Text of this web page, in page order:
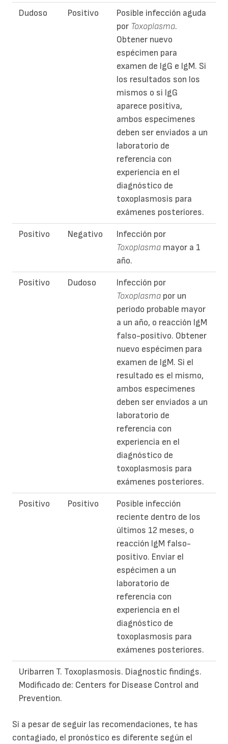
Dudoso Positivo
Posible infección aguda
por Toxoplasma.
Obtener nuevo
espécimen para
examen de IgG e IgM. Si
los resultados son los
mismos o si IgG
aparece positiva,
ambos especímenes
deben ser enviados a un
laboratorio de
referencia con
experiencia en el
diagnóstico de
toxoplasmosis para
exámenes posteriores.
Positivo Negativo
Infección por
Toxoplasma mayor a 1
año.
Positivo Dudoso
Infección por
Toxoplasma por un
periodo probable mayor
a un año, o reacción IgM
falso-positivo. Obtener
nuevo espécimen para
examen de IgM. Si el
resultado es el mismo,
ambos especímenes
deben ser enviados a un
laboratorio de
referencia con
experiencia en el
diagnóstico de
toxoplasmosis para
exámenes posteriores.
Positivo Positivo
Posible infección
reciente dentro de los
últimos 12 meses, o
reacción IgM falso-
positivo. Enviar el
espécimen a un
laboratorio de
referencia con
experiencia en el
diagnóstico de
toxoplasmosis para
exámenes posteriores.
Uribarren T. Toxoplasmosis. Diagnostic findings.
Modificado de: Centers for Disease Control and
Prevention.
Si a pesar de seguir las recomendaciones, te has
contagiado, el pronóstico es diferente según el